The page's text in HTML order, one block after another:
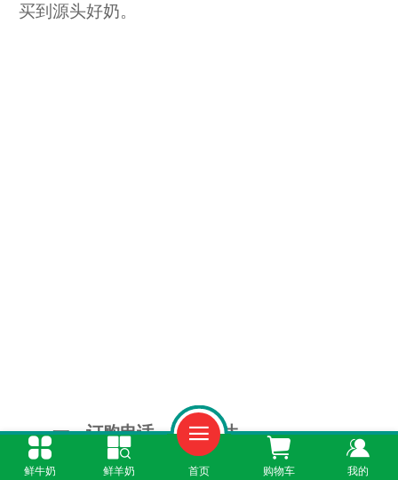
买到源头好奶。
一、订购电话，一通即达
鲜牛奶 鲜羊奶 首页 购物车 我的